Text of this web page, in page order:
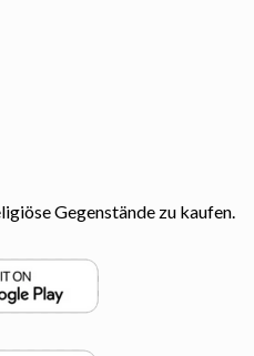
Gegenstände zu kaufen.